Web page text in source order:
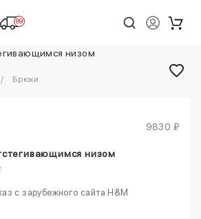
89
1/5
Брюки
9830 ₽
низом
с зарубежного сайта H&M